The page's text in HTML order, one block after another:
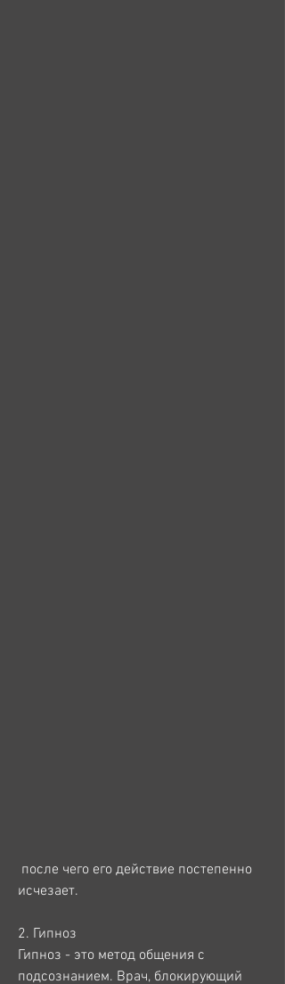
исчезает.
2. Гипноз
Гипноз - это метод общения с
подсознанием. Врач, блокирующий